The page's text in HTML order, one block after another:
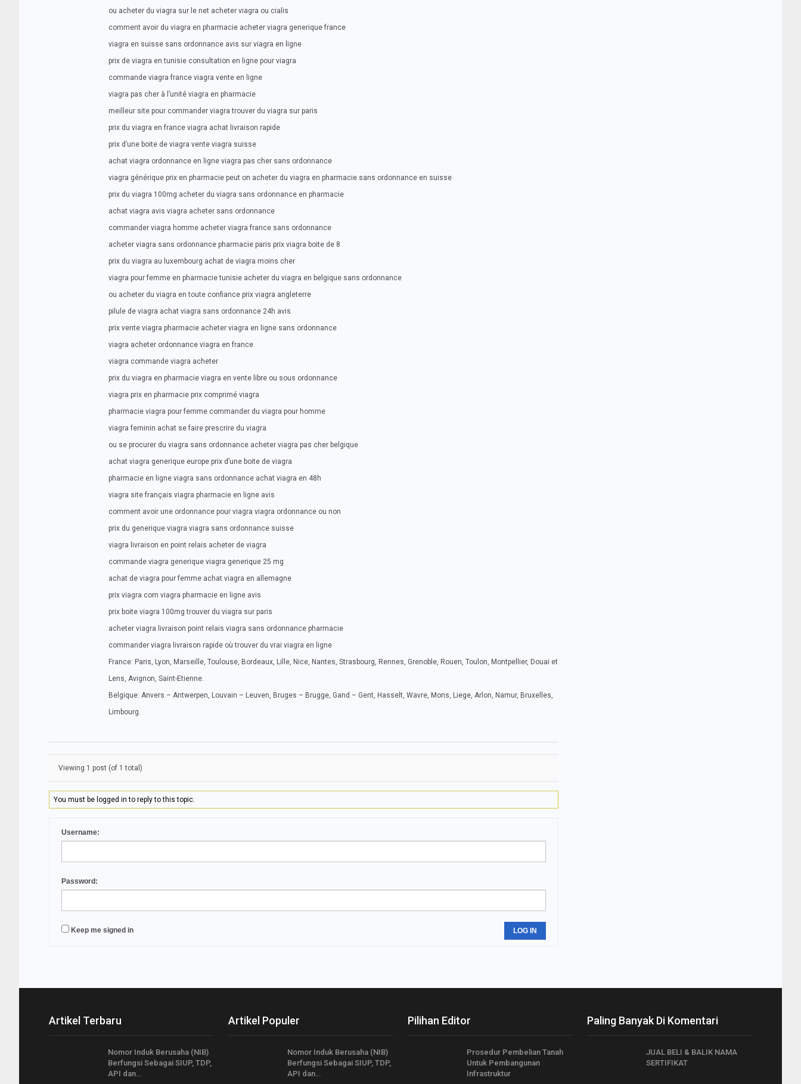
ou acheter du viagra sur le net acheter viagra ou cialis
comment avoir du viagra en pharmacie acheter viagra generique france
viagra en suisse sans ordonnance avis sur viagra en ligne
prix de viagra en tunisie consultation en ligne pour viagra
commande viagra france viagra vente en ligne
viagra pas cher à l’unité viagra en pharmacie
meilleur site pour commander viagra trouver du viagra sur paris
prix du viagra en france viagra achat livraison rapide
prix d’une boite de viagra vente viagra suisse
achat viagra ordonnance en ligne viagra pas cher sans ordonnance
viagra générique prix en pharmacie peut on acheter du viagra en pharmacie sans ordonnance en suisse
prix du viagra 100mg acheter du viagra sans ordonnance en pharmacie
achat viagra avis viagra acheter sans ordonnance
commander viagra homme acheter viagra france sans ordonnance
acheter viagra sans ordonnance pharmacie paris prix viagra boite de 8
prix du viagra au luxembourg achat de viagra moins cher
viagra pour femme en pharmacie tunisie acheter du viagra en belgique sans ordonnance
ou acheter du viagra en toute confiance prix viagra angleterre
pilule de viagra achat viagra sans ordonnance 24h avis
prix vente viagra pharmacie acheter viagra en ligne sans ordonnance
viagra acheter ordonnance viagra en france
viagra commande viagra acheter
prix du viagra en pharmacie viagra en vente libre ou sous ordonnance
viagra prix en pharmacie prix comprimé viagra
pharmacie viagra pour femme commander du viagra pour homme
viagra feminin achat se faire prescrire du viagra
ou se procurer du viagra sans ordonnance acheter viagra pas cher belgique
achat viagra generique europe prix d’une boite de viagra
pharmacie en ligne viagra sans ordonnance achat viagra en 48h
viagra site français viagra pharmacie en ligne avis
comment avoir une ordonnance pour viagra viagra ordonnance ou non
prix du generique viagra viagra sans ordonnance suisse
viagra livraison en point relais acheter de viagra
commande viagra generique viagra generique 25 mg
achat de viagra pour femme achat viagra en allemagne
prix viagra com viagra pharmacie en ligne avis
prix boite viagra 100mg trouver du viagra sur paris
acheter viagra livraison point relais viagra sans ordonnance pharmacie
commander viagra livraison rapide où trouver du vrai viagra en ligne
France: Paris, Lyon, Marseille, Toulouse, Bordeaux, Lille, Nice, Nantes, Strasbourg, Rennes, Grenoble, Rouen, Toulon, Montpellier, Douai et
Lens, Avignon, Saint-Etienne.
Belgique: Anvers – Antwerpen, Louvain – Leuven, Bruges – Brugge, Gand – Gent, Hasselt, Wavre, Mons, Liege, Arlon, Namur, Bruxelles,
Limbourg.
Viewing 1 post (of 1 total)
You must be logged in to reply to this topic.
Username:
Password:
Keep me signed in LOG IN
Artikel Terbaru
Nomor Induk Berusaha (NIB)
Berfungsi Sebagai SIUP, TDP,
API dan…
Artikel Populer
Nomor Induk Berusaha (NIB)
Berfungsi Sebagai SIUP, TDP,
API dan…
Pilihan Editor
Prosedur Pembelian Tanah
Untuk Pembangunan
Infrastruktur
Paling Banyak Di Komentari
JUAL BELI & BALIK NAMA
SERTIFIKAT